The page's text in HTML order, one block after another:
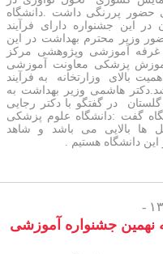
پررنگی داشت .دانشگاه
این جشنواره دارای فرآیند
وزیر محترم بهداشت در این
غرفه آموزشی وپژوهشی مرکز
پزشکی معاونت آموزشی
بالای وزارتخانه به فرآیند
هاشمی وزیر بهداشت به
در گفتگو با دکتر رجایی
گفت :دانشگاه علوم پزشکی
ها بالایی می باشد و شاهد
دانشگاه هستیم .
نهمین جشنواره آموزشی